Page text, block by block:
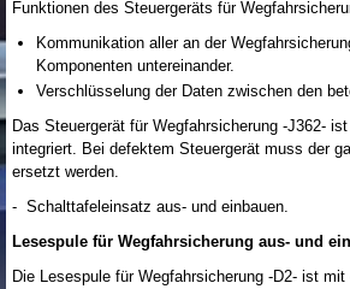
Funktionen des Steuergeräts für
Kommunikation aller an der
Komponenten untereinander.
Verschlüsselung der Daten zwischen den
Das Steuergerät für Wegfahrsicherung -J362-
integriert. Bei defektem Steuergerät muss der
ersetzt werden.
- Schalttafeleinsatz aus- und einbauen.
Lesespule für Wegfahrsicherung aus- und
Die Lesespule für Wegfahrsicherung -D2- ist